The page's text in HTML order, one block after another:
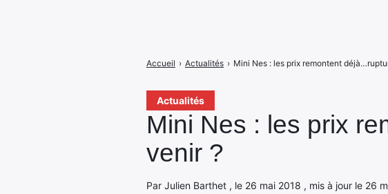
Actualités
Mini Nes : les prix
venir ?
Par Julien Barthet , le 26 mai 2018 , mis à jour le 26
Accueil › Actualités › Mini Nes : les prix remontent